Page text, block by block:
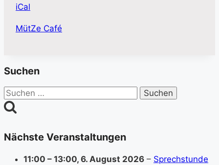
iCal
More
MütZe Café
Suchen
Suchen
nach:
Nächste Veranstaltungen
11:00 – 13:00, 6. August 2026 – Sprechstunde